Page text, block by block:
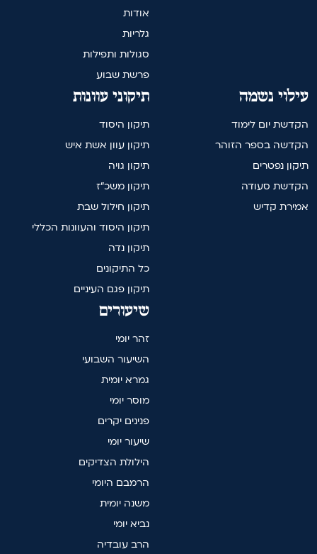
אודות
גלריות
סגולות ותפילות
פרשת שבוע
תיקוני עוונות
תיקון היסוד
תיקון עוון אשת איש
תיקון גויה
תיקון משכ"ז
תיקון חילול שבת
תיקון היסוד והעוונות הכללי
תיקון נדה
כל התיקונים
תיקון פגם העיניים
עילוי נשמה
הקדשת יום לימוד
הקדשה בספר הזוהר
תיקון נפטרים
הקדשת סעודה
אמירת קדיש
שיעורים
זהר יומי
השיעור השבועי
גמרא יומית
מוסר יומי
פנינים יקרים
שיעור יומי
הילולת הצדיקים
הרמבם היומי
משנה יומית
נביא יומי
הרב עובדיה